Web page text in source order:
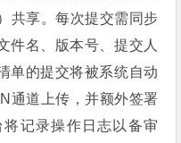
共享。每次提交需同步
件名、版本号、提交人
单的提交将被系统自动
通道上传，并额外签署
将记录操作日志以备审